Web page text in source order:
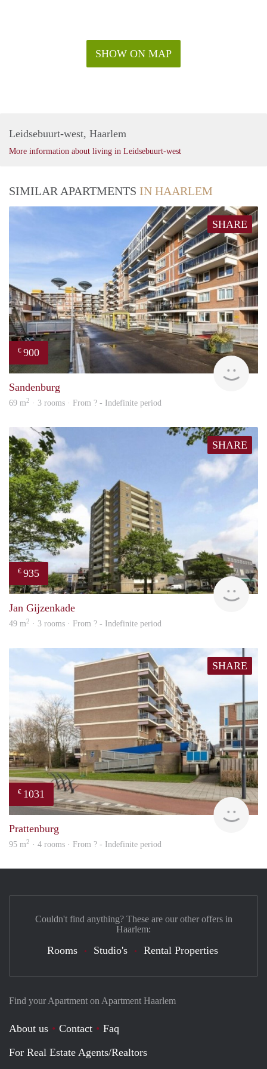
SHOW ON MAP
Leidsebuurt-west, Haarlem
More information about living in Leidsebuurt-west
SIMILAR APARTMENTS IN HAARLEM
SHARE
€ 900
Sandenburg
69 m2 · 3 rooms · From ? - Indefinite period
SHARE
€ 935
rent
Jan Gijzenkade
49 m2 · 3 rooms · From ? - Indefinite period
SHARE
€ 1031
Prattenburg
95 m2 · 4 rooms · From ? - Indefinite period
Find your Apartment on Apartment Haarlem
About us Contact
Faq
For Real Estate Agents/Realtors
Couldn't find anything? These are our other offers in
Haarlem:
Rooms Studio's Rental Properties